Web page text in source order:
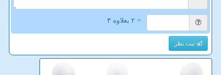
= ۲ بعلاوه ۳
ثبت نظر